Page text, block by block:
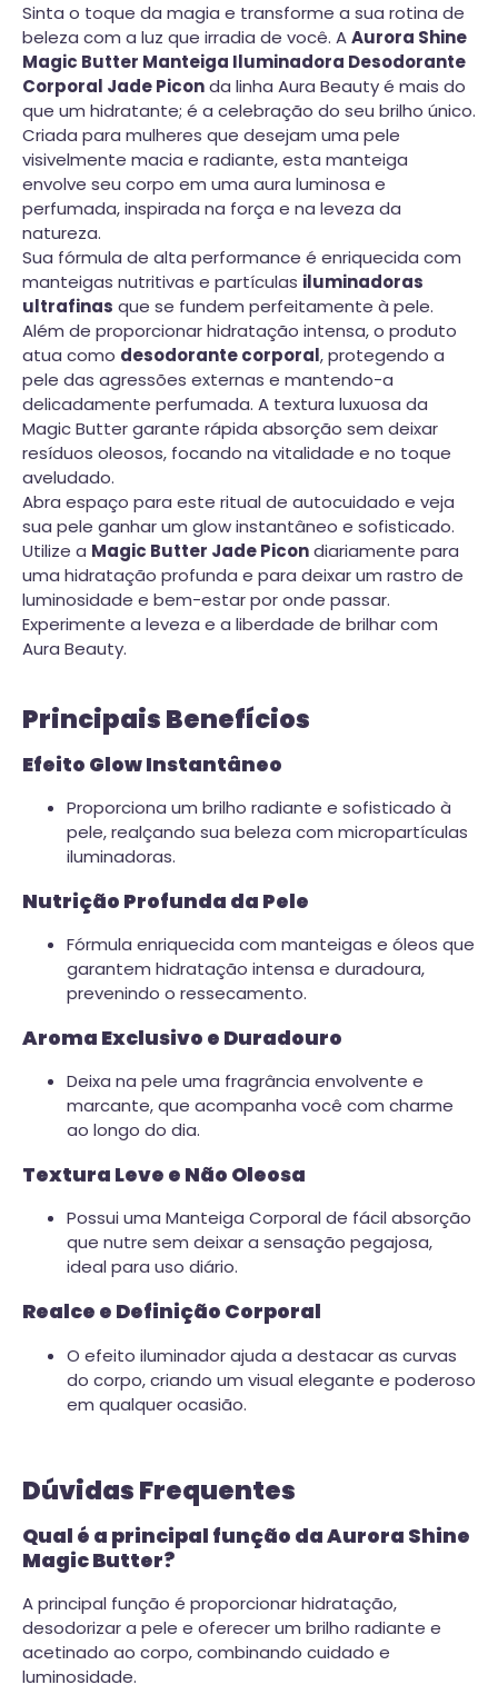
Sinta o toque da magia e transforme a sua rotina de
beleza com a luz que irradia de você. AAurora Shine
Magic Butter Manteiga Iluminadora Desodorante
Corporal Jade Piconda linha Aura Beauty é mais do
que um hidratante; é a celebração do seu brilho único.
Criada para mulheres que desejam uma pele
visivelmente macia e radiante, esta manteiga
envolve seu corpo em uma aura luminosa e
perfumada, inspirada na força e na leveza da
natureza.
Sua fórmula de alta performance é enriquecida com
manteigas nutritivas e partículas iluminadoras
ultrafinas que se fundem perfeitamente à pele.
Além de proporcionar hidratação intensa, o produto
atua como desodorante corporal, protegendo a
pele das agressões externas e mantendo-a
delicadamente perfumada. A textura luxuosa da
Magic Butter garante rápida absorção sem deixar
resíduos oleosos, focando na vitalidade e no toque
aveludado.
Abra espaço para este ritual de autocuidado e veja
sua pele ganhar um glow instantâneo e sofisticado.
Utilize a Magic Butter Jade Picondiariamente para
uma hidratação profunda e para deixar um rastro de
luminosidade e bem-estar por onde passar.
Experimente a leveza e a liberdade de brilhar com
Aura Beauty.
Principais Benefícios
Efeito Glow Instantâneo
Proporciona um brilho radiante e sofisticado à
pele, realçando sua beleza com micropartículas
iluminadoras.
Nutrição Profunda da Pele
Fórmula enriquecida com manteigas e óleos que
garantem hidratação intensa e duradoura,
prevenindo o ressecamento.
Aroma Exclusivo e Duradouro
Deixa na pele uma fragrância envolvente e
marcante, que acompanha você com charme
ao longo do dia.
Textura Leve e Não Oleosa
Possui uma Manteiga Corporal de fácil absorção
que nutre sem deixar a sensação pegajosa,
ideal para uso diário.
Realce e Definição Corporal
O efeito iluminador ajuda a destacar as curvas
do corpo, criando um visual elegante e poderoso
em qualquer ocasião.
Dúvidas Frequentes
Qual é a principal função da Aurora Shine
Magic Butter?
A principal função é proporcionar hidratação,
desodorizar a pele e oferecer um brilho radiante e
acetinado ao corpo, combinando cuidado e
luminosidade.